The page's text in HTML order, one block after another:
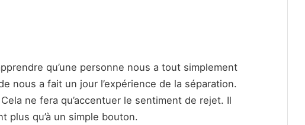
qu’une personne nous a tout simplement
nous a fait un jour l’expérience de la séparation.
ne fera qu’accentuer le sentiment de rejet. Il
plus qu’à un simple bouton.